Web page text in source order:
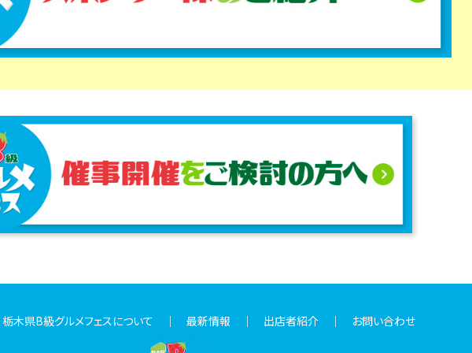
栃木県B級グルメフェスについて ｜ 最新情報 ｜ 出店者紹介｜ お問い合わせ